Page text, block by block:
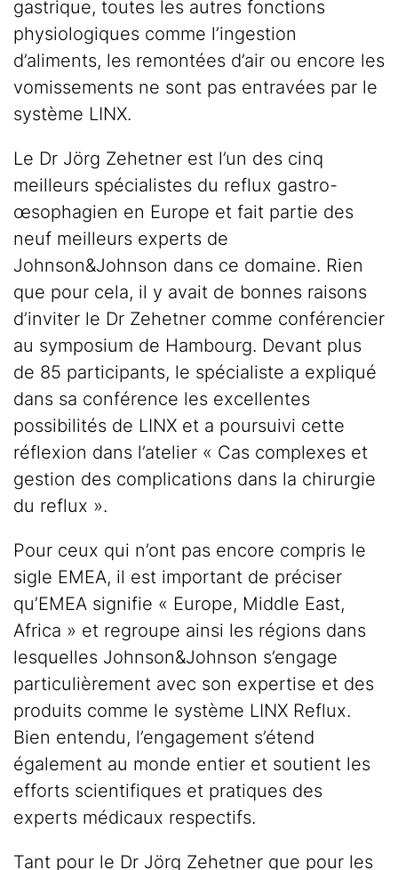
gastrique, toutes les autres fonctions
physiologiques comme l’ingestion
d’aliments, les remontées d’air ou encore les
vomissements ne sont pas entravées par le
système LINX.
Le Dr Jörg Zehetner est l’un des cinq
meilleurs spécialistes du reflux gastro-
œsophagien en Europe et fait partie des
neuf meilleurs experts de
Johnson&Johnson dans ce domaine. Rien
que pour cela, il y avait de bonnes raisons
d’inviter le Dr Zehetner comme conférencier
au symposium de Hambourg. Devant plus
de 85 participants, le spécialiste a expliqué
dans sa conférence les excellentes
possibilités de LINX et a poursuivi cette
réflexion dans l’atelier « Cas complexes et
gestion des complications dans la chirurgie
du reflux ».
Pour ceux qui n’ont pas encore compris le
sigle EMEA, il est important de préciser
qu’EMEA signifie « Europe, Middle East,
Africa » et regroupe ainsi les régions dans
lesquelles Johnson&Johnson s’engage
particulièrement avec son expertise et des
produits comme le système LINX Reflux.
Bien entendu, l’engagement s’étend
également au monde entier et soutient les
efforts scientifiques et pratiques des
experts médicaux respectifs.
Tant pour le Dr Jörg Zehetner que pour les